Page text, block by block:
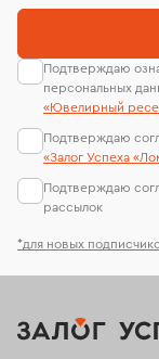
*для новых
Подтверждаю
персональных
«Ювелирный
Подтверждаю
«Залог Успеха
Подтверждаю
рассылок